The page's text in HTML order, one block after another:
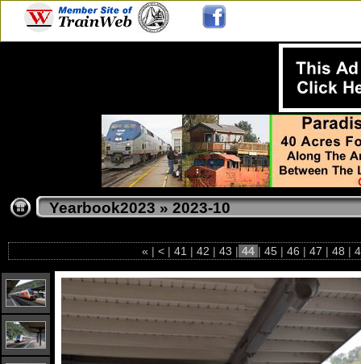
Yearbook2023»2023-10
« | < | 41 | 42 | 43 | 44 | 45 | 46 | 47 | 48 |